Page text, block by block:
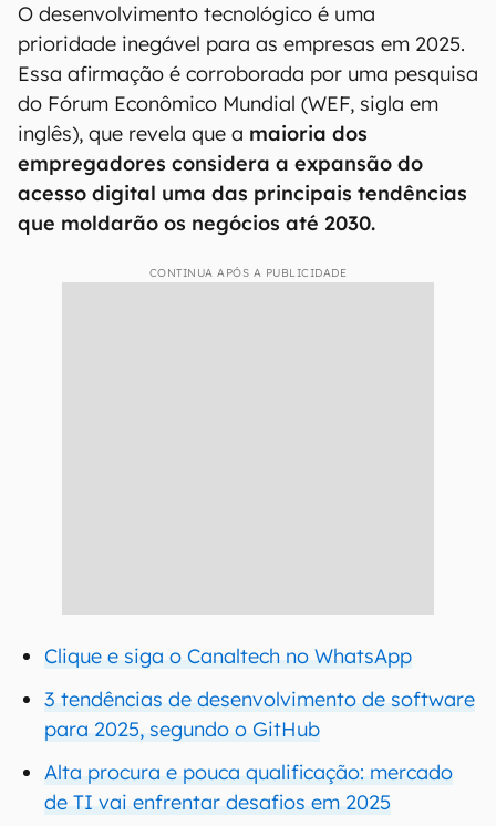
O desenvolvimento tecnológico é uma
prioridade inegável para as empresas em 2025.
Essa afirmação é corroborada por uma pesquisa
do Fórum Econômico Mundial (WEF, sigla em
inglês), que revela que a maioria dos
empregadores considera a expansão do
acesso digital uma das principais tendências
que moldarão os negócios até 2030.
CONTINUA APÓS A PUBLICIDADE
Clique e siga o Canaltech no WhatsApp
3 tendências de desenvolvimento de software
para 2025, segundo o GitHub
Alta procura e pouca qualificação: mercado
de TI vai enfrentar desafios em 2025